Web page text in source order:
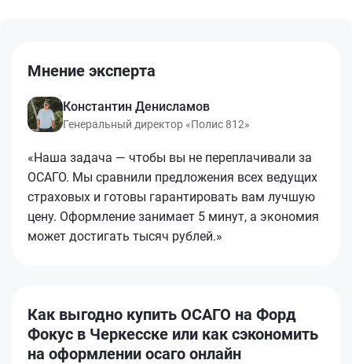
Мнение эксперта
Константин Денисламов
Генеральный директор «Полис 812»
«Наша задача — чтобы вы не переплачивали за
ОСАГО. Мы сравнили предложения всех ведущих
страховых и готовы гарантировать вам лучшую
цену. Оформление занимает 5 минут, а экономия
может достигать тысяч рублей.»
Как выгодно купить ОСАГО на Форд
Фокус в Черкесске или как сэкономить
на оформлении осаго онлайн